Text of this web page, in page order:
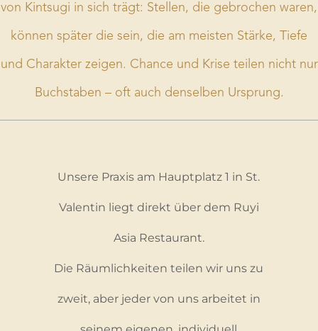
von Kintsugi in sich trägt: Stellen, die gebrochen waren,
können später die sein, die am meisten Stärke, Tiefe
und Charakter zeigen. Chance und Krise teilen nicht nur
Buchstaben – oft auch denselben Ursprung.
Unsere Praxis am Hauptplatz 1 in St.
Valentin liegt direkt über dem Ruyi
Asia Restaurant.
Die Räumlichkeiten teilen wir uns zu
zweit, aber jeder von uns arbeitet in